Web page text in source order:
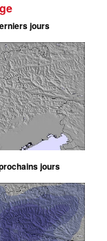
jours
jours